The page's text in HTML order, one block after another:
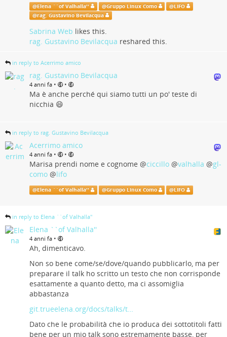
@Elena ``of Valhalla'' @Gruppo Linux Como @LIFO
@rag. Gustavino Bevilacqua
Sabrina Web likes this.
rag. Gustavino Bevilacqua reshared this.
in reply to Acerrimo amico
rag. Gustavino Bevilacqua
4 anni fa • •
Ma è anche perché qui siamo tutti un po' teste di
nicchia 😄
in reply to rag. Gustavino Bevilacqua
Acerrimo amico
4 anni fa • •
Marisa prendi nome e cognome @ciccillo @valhalla @gl-
como @lifo
@Elena ``of Valhalla'' @Gruppo Linux Como @LIFO
in reply to Elena ``of Valhalla''
Elena ``of Valhalla''
4 anni fa •
Ah, dimenticavo.
Non so bene come/se/dove/quando pubblicarlo, ma per
preparare il talk ho scritto un testo che non corrisponde
esattamente a quanto detto, ma ci assomiglia
abbastanza
git.trueelena.org/docs/talks/t…
Dato che le probabilità che io produca dei sottotitoli fatti
bene per un mio talk sono estremamente basse, per